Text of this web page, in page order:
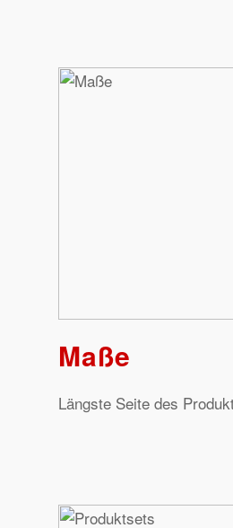
Maße
Längste Seite des